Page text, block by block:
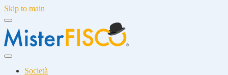
Skip to main
Società